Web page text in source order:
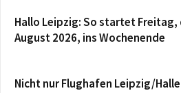
Hallo Leipzig: So startet Freitag,
August 2026, ins Wochenende
Nicht nur Flughafen Leipzig/